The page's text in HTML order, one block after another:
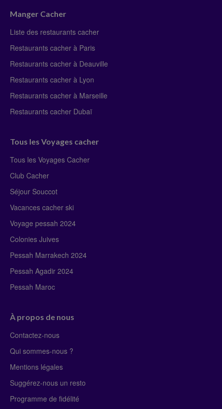
Manger Cacher
Liste des restaurants cacher
Restaurants cacher à Paris
Restaurants cacher à Deauville
Restaurants cacher à Lyon
Restaurants cacher à Marseille
Restaurants cacher Dubaï
Tous les Voyages cacher
Tous les Voyages Cacher
Club Cacher
Séjour Souccot
Vacances cacher ski
Voyage pessah 2024
Colonies Juives
Pessah Marrakech 2024
Pessah Agadir 2024
Pessah Maroc
À propos de nous
Contactez-nous
Qui sommes-nous ?
Mentions légales
Suggérez-nous un resto
Programme de fidélité